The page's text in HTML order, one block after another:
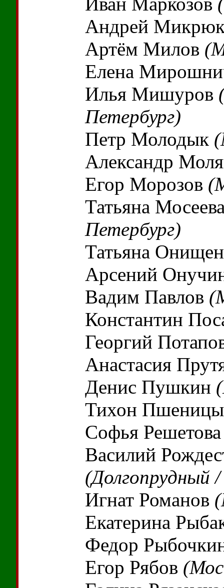
Андрей
Артём Милов
Елена
Илья Мишуров
Петербург)
Петр Молодык
Александр
Егор Морозов
Татьяна
Петербург)
Татьяна
Арсений
Вадим Павлов
Константин
Георгий
Анастасия
Денис Пушкин
Тихон
Софья
Василий
(Долгопрудный
Игнат Романов
Екатерина
Федор
Егор Рябов